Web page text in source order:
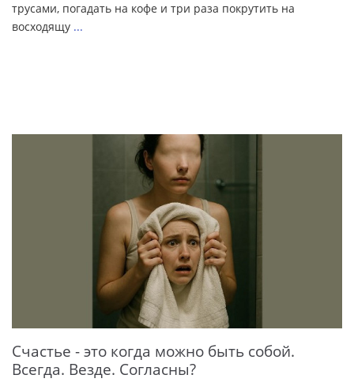
трусами, погадать на кофе и три раза покрутить на
восходящу ...
Счастье - это когда можно быть собой.
Всегда. Везде. Согласны?